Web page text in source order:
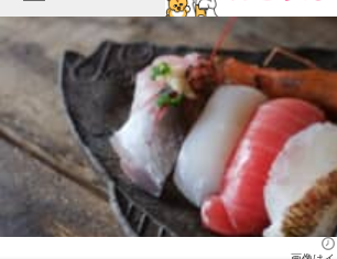
ねとらぼメニュー
TOP ニュース
エンタメ クイズ
グルメ 地域
住まい 教育・育児
動物 リサーチ